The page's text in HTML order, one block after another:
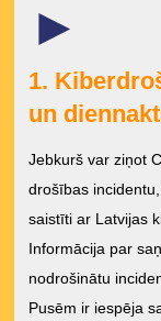
►
1.
un
Jebkurš var ziņot
drošības
saistīti ar Latvijas
Informācija par
nodrošinātu
Pusēm ir iespēja